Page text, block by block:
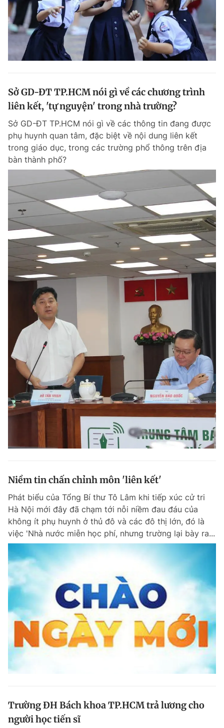
Sở GD-ĐT TP.HCM nói gì về các chương trình
liên kết, 'tự nguyện' trong nhà trường?
Sở GD-ĐT TP.HCM nói gì về các thông tin đang được
phụ huynh quan tâm, đặc biệt về nội dung liên kết
trong giáo dục, trong các trường phổ thông trên địa
bàn thành phố?
Niềm tin chấn chỉnh môn 'liên kết'
Phát biểu của Tổng Bí thư Tô Lâm khi tiếp xúc cử tri
Hà Nội mới đây đã chạm tới nỗi niềm đau đáu của
không ít phụ huynh ở thủ đô và các đô thị lớn, đó là
việc 'Nhà nước miễn học phí, nhưng trường lại bày ra...
Trường ĐH Bách khoa TP.HCM trả lương cho
người học tiến sĩ